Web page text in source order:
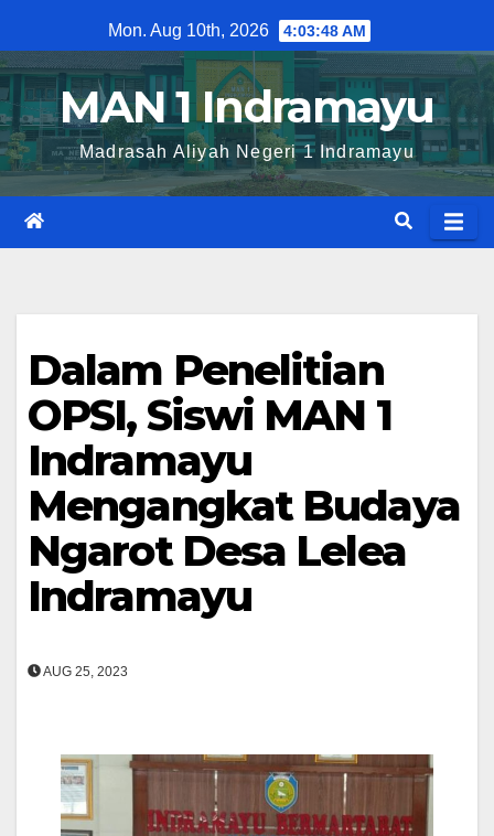
to
content
Mon. Aug 10th, 2026 4:03:48 AM
MAN 1 Indramayu
Madrasah Aliyah Negeri 1 Indramayu
Dalam Penelitian
OPSI, Siswi MAN 1
Indramayu
Mengangkat Budaya
Ngarot Desa Lelea
Indramayu
AUG 25, 2023